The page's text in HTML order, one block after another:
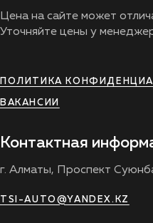
Цена на сайте может
Уточняйте цены у
ПОЛИТИКА
ВАКАНСИИ
Контактная
г. Алматы, Проспект
TSI-AUTO@YANDEX.KZ